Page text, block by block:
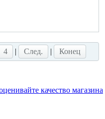
4 | След. | Конец